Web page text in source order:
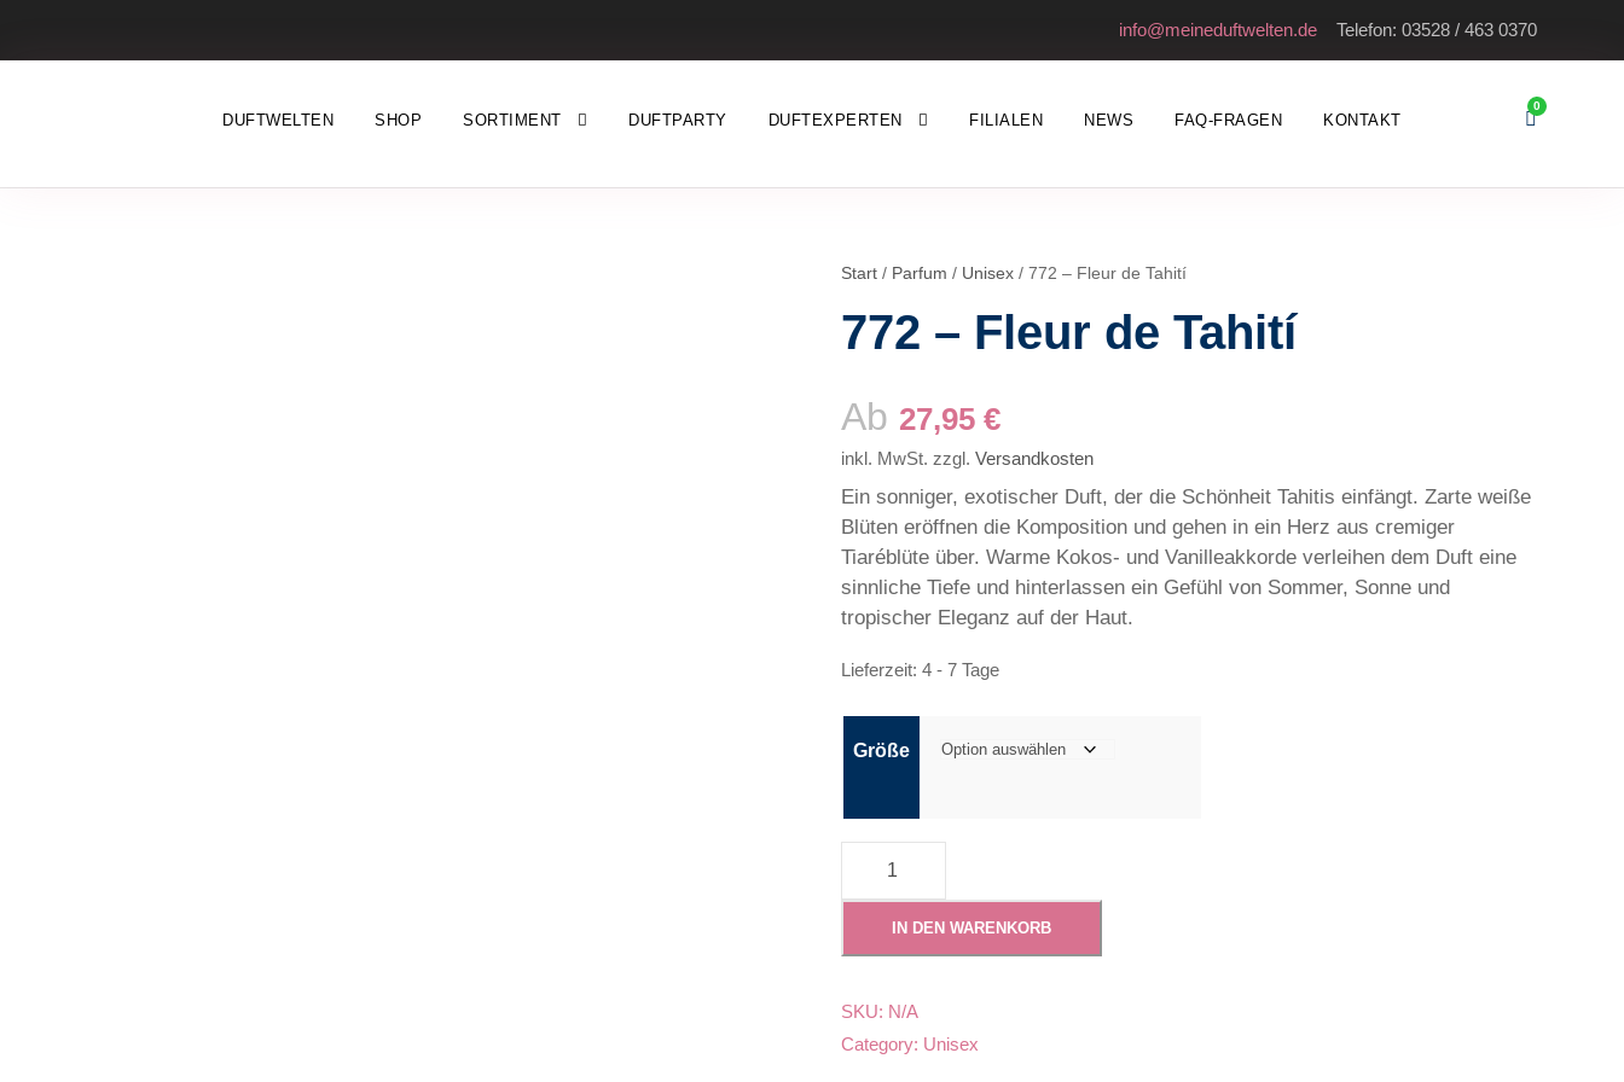
info@meineduftwelten.de Telefon: 03528 / 463 0370
DUFTWELTEN SHOP SORTIMENT DUFTPARTY DUFTEXPERTEN FILIALEN NEWS FAQ-FRAGEN KONTAKT
0
Start / Parfum / Unisex / 772 – Fleur de Tahití
772 – Fleur de Tahití
Ab 27,95 €
inkl. MwSt. zzgl. Versandkosten
Ein sonniger, exotischer Duft, der die Schönheit Tahitis einfängt. Zarte weiße
Blüten eröffnen die Komposition und gehen in ein Herz aus cremiger
Tiaréblüte über. Warme Kokos- und Vanilleakkorde verleihen dem Duft eine
sinnliche Tiefe und hinterlassen ein Gefühl von Sommer, Sonne und
tropischer Eleganz auf der Haut.
Lieferzeit: 4 - 7 Tage
Größe
l
e
IN DEN WARENKORB
SKU: N/A
Category: Unisex